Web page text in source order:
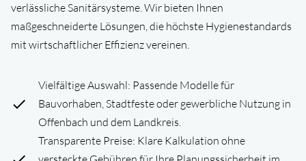
verlässliche Sanitärsysteme. Wir bieten Ihnen
maßgeschneiderte Lösungen, die höchste Hygienestandards
mit wirtschaftlicher Effizienz vereinen.
Vielfältige Auswahl: Passende Modelle für
Bauvorhaben, Stadtfeste oder gewerbliche Nutzung in
Offenbach und dem Landkreis.
Transparente Preise: Klare Kalkulation ohne